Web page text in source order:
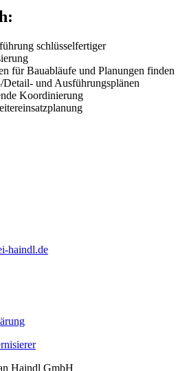
schlüsselfertiger
für Bauabläufe und Planungen finden
und Ausführungsplänen
Koordinierung
haindl.de
Haindl GmbH